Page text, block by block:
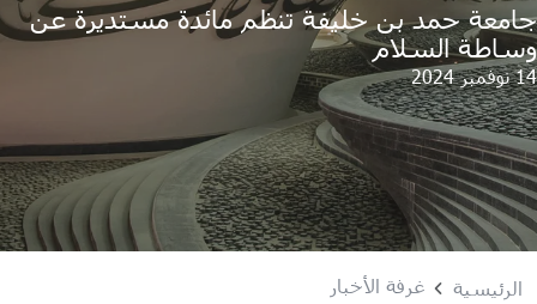
جامعة حمد بن خليفة تنظم مائدة مستديرة عن
وساطة السلام
14 نوفمبر 2024
الرئيسية
غرفة الأخبار